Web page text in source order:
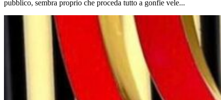
pubblico, sembra proprio che proceda tutto a gonfie vele...